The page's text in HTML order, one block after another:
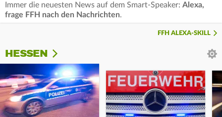
Immer die neuesten News auf dem Smart-Speaker: Alexa,
frage FFH nach den Nachrichten.
FFH ALEXA-SKILL
HESSEN